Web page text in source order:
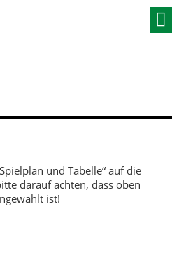
und Tabelle“ auf die
darauf achten, dass oben
ist!